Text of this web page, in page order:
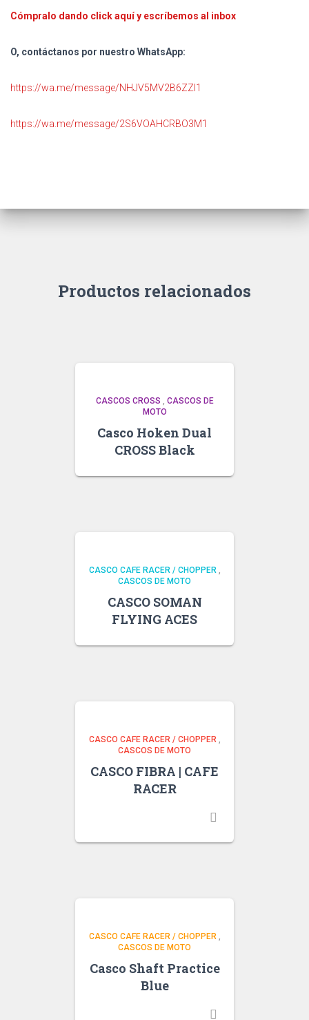
Cómpralo dando click aquí y escríbemos al inbox
O, contáctanos por nuestro WhatsApp:
https://wa.me/message/NHJV5MV2B6ZZI1
https://wa.me/message/2S6VOAHCRBO3M1
Productos relacionados
CASCOS CROSS , CASCOS DE
MOTO
Casco Hoken Dual
CROSS Black
CASCO CAFE RACER / CHOPPER,
CASCOS DE MOTO
CASCO SOMAN
FLYING ACES
CASCO CAFE RACER / CHOPPER,
CASCOS DE MOTO
CASCO FIBRA | CAFE
RACER
CASCO CAFE RACER / CHOPPER,
CASCOS DE MOTO
Casco Shaft Practice
Blue